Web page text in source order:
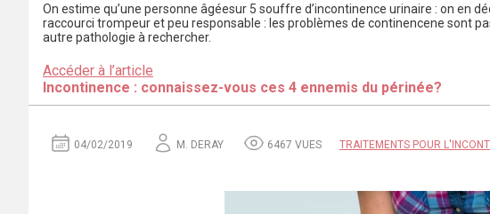
On estime qu’une personne âgéesur 5 souffre d’incontinence urinaire : on en
raccourci trompeur et peu responsable : les problèmes de continencene sont
autre pathologie à rechercher.
Accéder à l’article
Incontinence : connaissez-vous ces 4 ennemis du périnée?
04/02/2019 M. DERAY 6467 VUES TRAITEMENTS POUR